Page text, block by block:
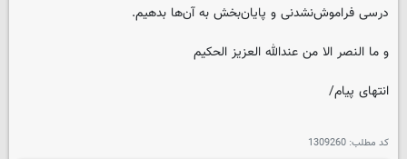
درسی فراموش‌نشدنی و پایان‌بخش به آن‌ها بدهیم.
و ما النصر الا من عندالله العزیز الحکیم
انتهای پیام/
کد مطلب: 1309260